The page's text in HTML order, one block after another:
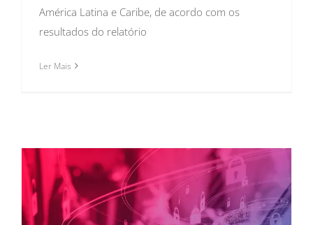
América Latina e Caribe, de acordo com os
resultados do relatório
Ler Mais